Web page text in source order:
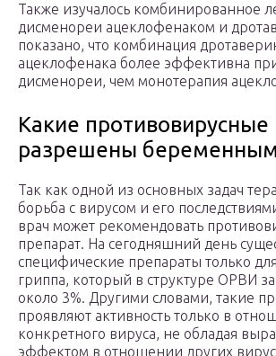
Также изучалось комбинированное
дисменореи ацеклофенаком и
показано, что комбинация
ацеклофенака более эффективна
дисменореи, чем монотерапия
Какие противовирусные
разрешены беременным
Так как одной из основных задач
борьба с вирусом и его
врач может рекомендовать
препарат. На сегодняшний день
специфические препараты только
гриппа, который в структуре ОРВИ
около 3%. Другими словами, такие
проявляют активность только в
конкретного вируса, не обладая
эффектом в отношении других